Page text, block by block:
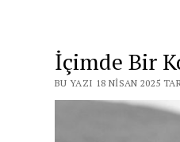
İçimde Bir
BU YAZI 18 NISAN 2025